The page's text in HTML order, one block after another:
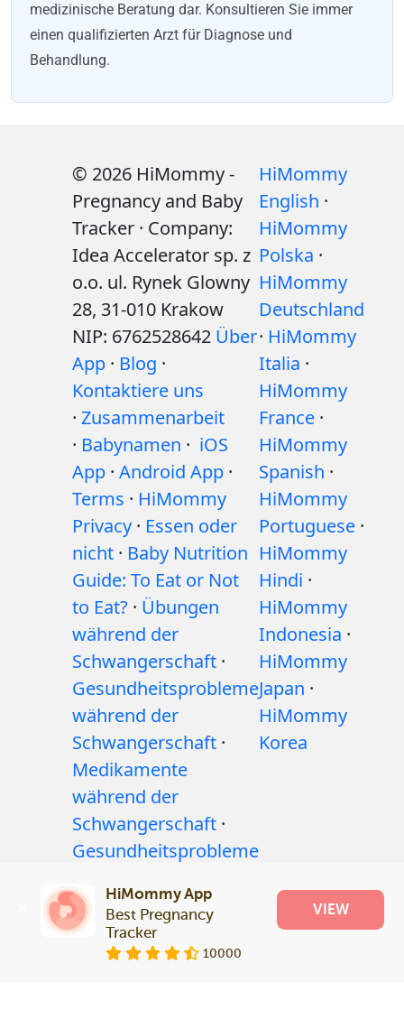
medizinische Beratung dar. Konsultieren Sie immer
einen qualifizierten Arzt für Diagnose und
Behandlung.
© 2026 HiMommy -
Pregnancy and Baby
Tracker · Company:
Idea Accelerator sp. z
o.o. ul. Rynek Glowny
28, 31-010 Krakow
NIP: 6762528642 Über
App · Blog ·
Kontaktiere uns
· Zusammenarbeit
· Babynamen · iOS
App · Android App ·
Terms · HiMommy
Privacy · Essen oder
nicht · Baby Nutrition
Guide: To Eat or Not
to Eat? · Übungen
während der
Schwangerschaft ·
Gesundheitsprobleme
während der
Schwangerschaft ·
Medikamente
während der
Schwangerschaft ·
Gesundheitsprobleme
Redaktionelle
Richtlinie
HiMommy
English ·
HiMommy
Polska ·
HiMommy
Deutschland
· HiMommy
Italia ·
HiMommy
France ·
HiMommy
Spanish ·
HiMommy
Portuguese ·
HiMommy
Hindi ·
HiMommy
Indonesia ·
HiMommy
Japan ·
HiMommy
Korea
HiMommy App
Best Pregnancy
Tracker
10000
VIEW